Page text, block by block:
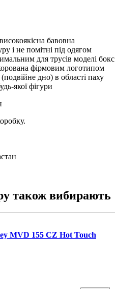
бавовна
і не помітні під одягом
для трусів моделі бокс
фірмовим логотипом
(подвійне дно) в області паху
якої фігури
також вибирають
MVD 155 CZ Hot Touch